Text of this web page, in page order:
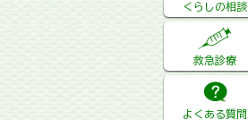
くらしの相談
救急診療
よくある質問